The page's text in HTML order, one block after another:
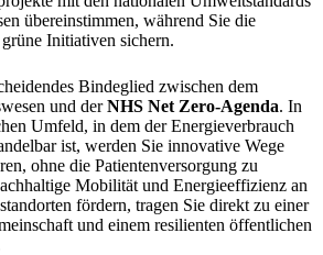
übereinstimmen, während Sie die
Initiativen sichern.
Bindeglied zwischen dem
und derNHS Net Zero-Agenda. In
Umfeld, in dem der Energieverbrauch
ist, werden Sie innovative Wege
ohne die Patientenversorgung zu
Mobilität und Energieeffizienz an
fördern, tragen Sie direkt zu einer
und einem resilienten öffentlichen